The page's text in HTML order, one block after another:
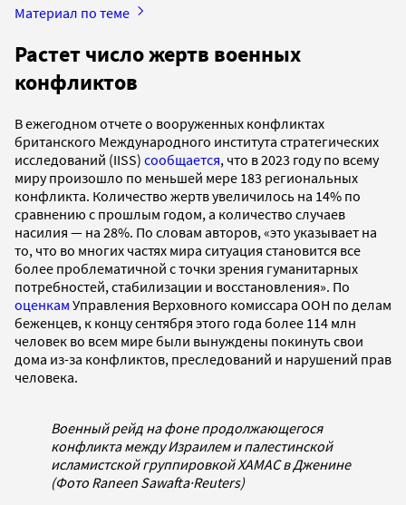
Материал по теме
Растет число жертв военных
конфликтов
В ежегодном отчете о вооруженных конфликтах
британского Международного института стратегических
исследований (IISS) сообщается, что в 2023 году по всему
миру произошло по меньшей мере 183 региональных
конфликта. Количество жертв увеличилось на 14% по
сравнению с прошлым годом, а количество случаев
насилия — на 28%. По словам авторов, «это указывает на
то, что во многих частях мира ситуация становится все
более проблематичной с точки зрения гуманитарных
потребностей, стабилизации и восстановления». По
оценкам Управления Верховного комиссара ООН по делам
беженцев, к концу сентября этого года более 114 млн
человек во всем мире были вынуждены покинуть свои
дома из-за конфликтов, преследований и нарушений прав
человека.
Военный рейд на фоне продолжающегося
конфликта между Израилем и палестинской
исламистской группировкой ХАМАС в Дженине
(Фото Raneen Sawafta·Reuters)